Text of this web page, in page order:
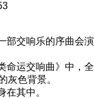
部交响乐的序曲会演
命运交响曲》中，全
灰色背景。
在其中。